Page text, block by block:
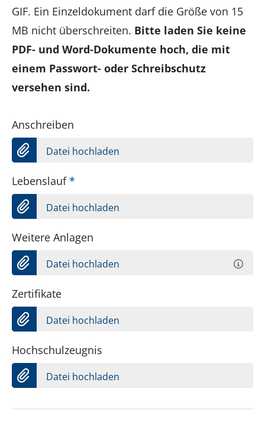
GIF. Ein Einzeldokument darf die Größe von 15
MB nicht überschreiten. Bitte laden Sie keine
PDF- und Word-Dokumente hoch, die mit
einem Passwort- oder Schreibschutz
versehen sind.
Anschreiben
Datei hochladen
Lebenslauf*
Datei hochladen
Weitere Anlagen
Datei hochladen
Zertifikate
Datei hochladen
Hochschulzeugnis
Datei hochladen